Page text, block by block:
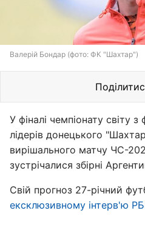
Валерій Бондар (фото: ФК "Шахтар")
У фіналі чемпіонату світу
лідерів донецького
вирішального матчу ЧС-
зустрічалися збірні
Свій прогноз 27-річний
ексклюзивному інтерв'ю